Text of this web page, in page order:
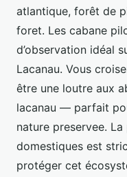
atlantique, forêt de
foret. Les cabane
d’observation idéal
Lacanau. Vous
être une loutre aux
lacanau — parfait
nature preservee.
domestiques est
protéger cet